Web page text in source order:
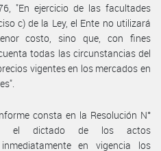
"En ejercicio de las facultades
c) de la Ley, el Ente no utilizará
costo, sino que, con fines
todas las circunstancias del
vigentes en los mercados en
consta en la Resolución N°
el dictado de los actos
en vigencia los